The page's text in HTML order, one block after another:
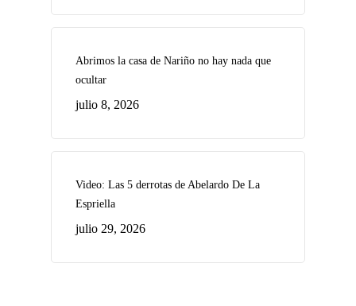
Abrimos la casa de Nariño no hay nada que
ocultar
julio 8, 2026
Video: Las 5 derrotas de Abelardo De La
Espriella
julio 29, 2026